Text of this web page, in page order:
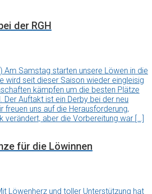
der RGH
Am Samstag starten unsere Löwen in die
wird seit dieser Saison wieder eingleisig
kämpfen um die besten Plätze
Der Auftakt ist ein Derby bei der neu
freuen uns auf die Herausforderung,
verändert, aber die Vorbereitung war […]
für die Löwinnen
Löwenherz und toller Unterstützung hat